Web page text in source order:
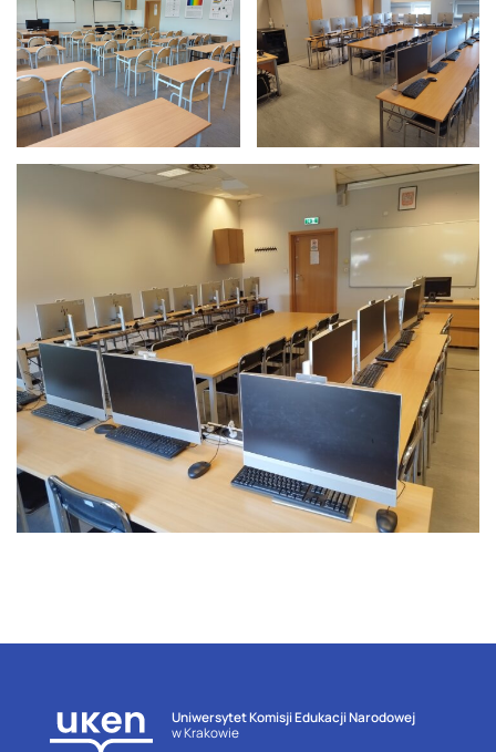
Uniwersytet Komisji Edukacji Narodowej
w Krakowie